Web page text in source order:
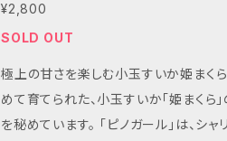
¥2,800
SOLD OUT
極上の甘さを楽しむ小玉すいか姫まくら2個入 夏の特別な贈り物に最適！神奈川県横
めて育てられた、小玉すいか「姫まく
を秘めています。 「ピノガール」は、シャリッとした食感と高い糖度が特長。皮が薄く、小ぶりながらもたっ